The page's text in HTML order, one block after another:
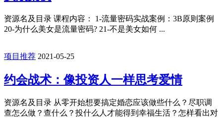
资源名及目录 课程内容： 1-流量密码实战案例：3B原则案例
20-为什么美女是流量密码? 21-不是美女如何 ...
项目推荐 2021-05-25
约会战术：像投资人一样思考爱情
资源名及目录 从零开始想要搞定婚恋应该做些什么？尽职调
查怎么做？查什么？投什么人才能得到幸福生活？怎样看出对